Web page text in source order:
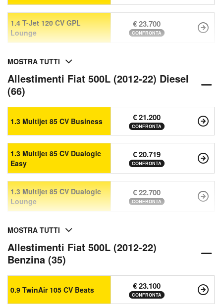
1.4 T-Jet 120 CV GPL
Lounge
€ 23.700
CONFRONTA
MOSTRA TUTTI
Allestimenti Fiat 500L (2012-22) Diesel
(66)
1.3 Multijet 85 CV Business € 21.200
CONFRONTA
1.3 Multijet 85 CV Dualogic
Easy
€ 20.719
CONFRONTA
1.3 Multijet 85 CV Dualogic
Lounge
€ 22.700
CONFRONTA
MOSTRA TUTTI
Allestimenti Fiat 500L (2012-22)
Benzina (35)
0.9 TwinAir 105 CV Beats € 23.100
CONFRONTA